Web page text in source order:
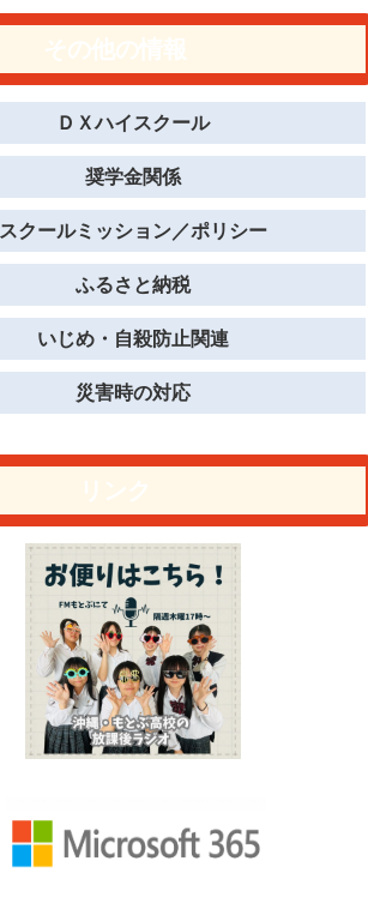
ＤＸハイスクール
奨学金関係
スクールミッション／ポリシー
ふるさと納税
いじめ・自殺防止関連
災害時の対応